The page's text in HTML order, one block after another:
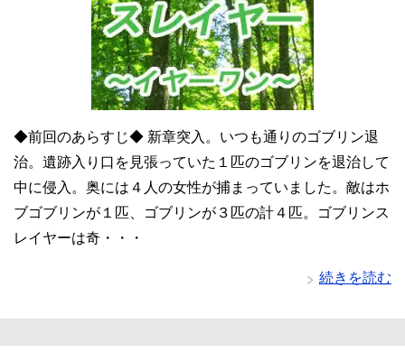
◆前回のあらすじ◆ 新章突入。いつも通りのゴブリン退
治。遺跡入り口を見張っていた１匹のゴブリンを退治して
中に侵入。奥には４人の女性が捕まっていました。敵はホ
ブゴブリンが１匹、ゴブリンが３匹の計４匹。ゴブリンス
レイヤーは奇・・・
続きを読む